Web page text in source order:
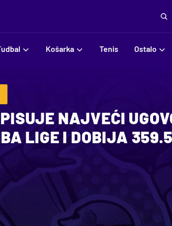
Košarka Tenis Ostalo
NAJVEĆI
LIGE I DOBIJA